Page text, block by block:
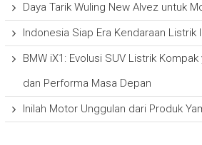
Daya Tarik Wuling New Alvez untuk
Indonesia Siap Era Kendaraan
BMW iX1: Evolusi SUV Listrik
dan Performa Masa Depan
Inilah Motor Unggulan dari Produk